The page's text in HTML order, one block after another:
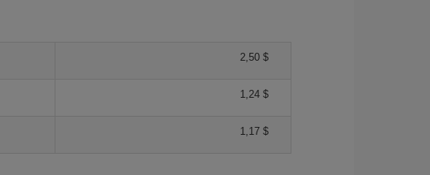
2,50 $
1,24 $
1,17 $